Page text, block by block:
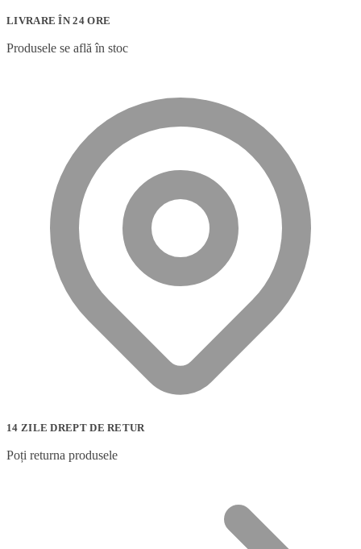
a
199,00 lei.
LIVRARE ÎN 24 ORE
Produsele se află în stoc
14 ZILE DREPT DE RETUR
Poți returna produsele